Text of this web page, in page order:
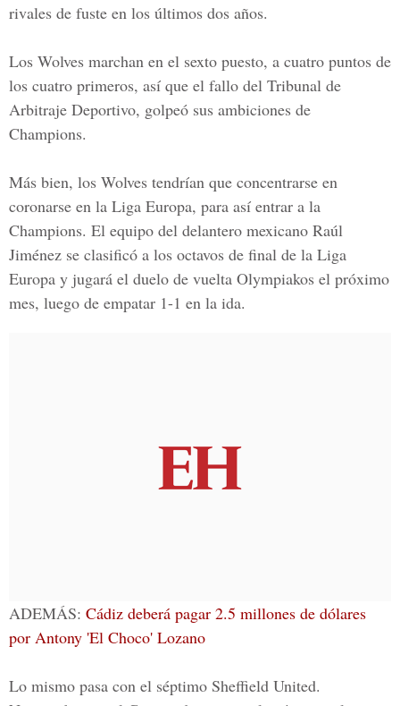
rivales de fuste en los últimos dos años.
Los Wolves marchan en el sexto puesto, a cuatro puntos de
los cuatro primeros, así que el fallo del Tribunal de
Arbitraje Deportivo, golpeó sus ambiciones de
Champions.
Más bien, los Wolves tendrían que concentrarse en
coronarse en la Liga Europa, para así entrar a la
Champions. El equipo del delantero mexicano Raúl
Jiménez se clasificó a los octavos de final de la Liga
Europa y jugará el duelo de vuelta Olympiakos el próximo
mes, luego de empatar 1-1 en la ida.
ADEMÁS: Cádiz deberá pagar 2.5 millones de dólares
por Antony 'El Choco' Lozano
Lo mismo pasa con el séptimo Sheffield United.